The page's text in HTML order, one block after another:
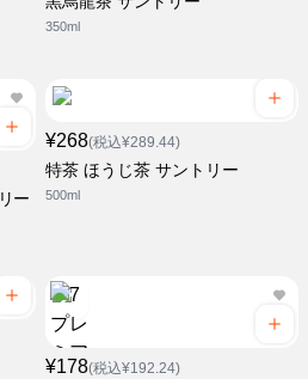
350ml
ー
¥268(税込¥289.44)
特茶 ほうじ茶 サントリー
500ml
¥178(税込¥192.24)